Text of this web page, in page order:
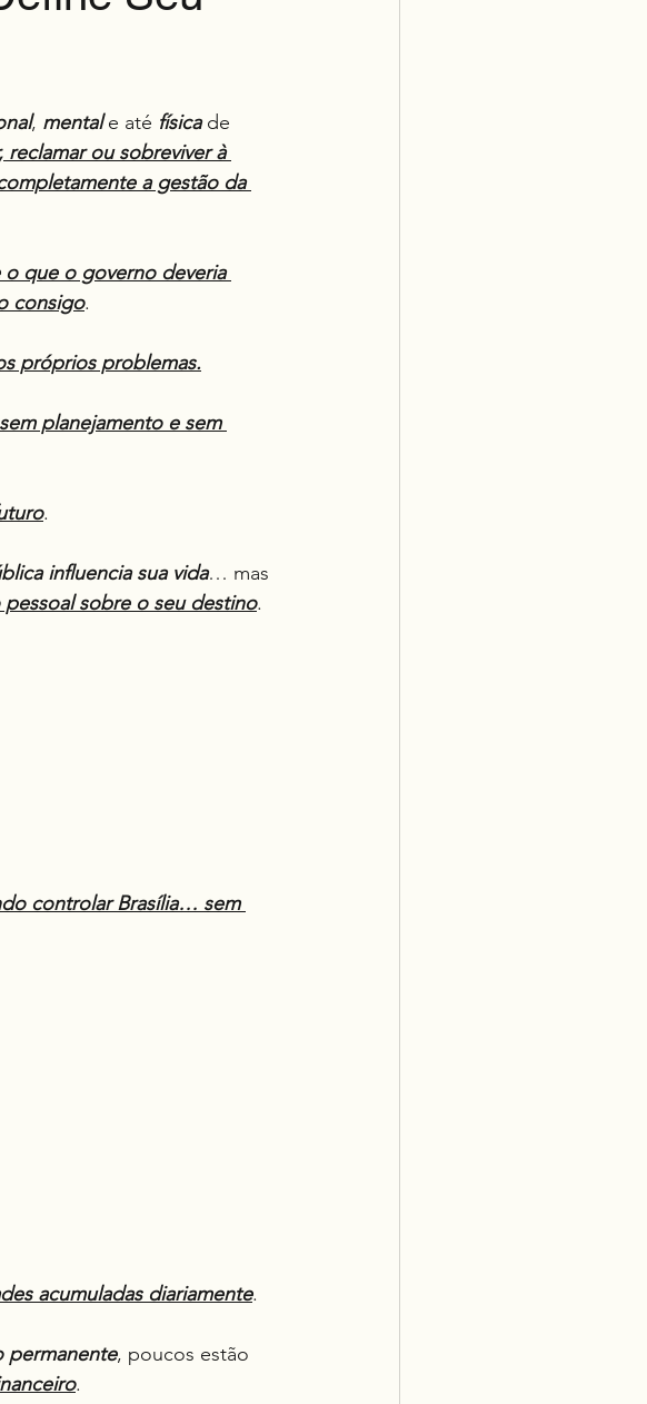
, mental e até física de
ou sobreviver à
a gestão da
que o governo deveria
consigo.
próprios problemas.
planejamento e sem
.
influencia sua vida… mas
sobre o seu destino.
controlar Brasília… sem
acumuladas diariamente.
permanente, poucos estão
.